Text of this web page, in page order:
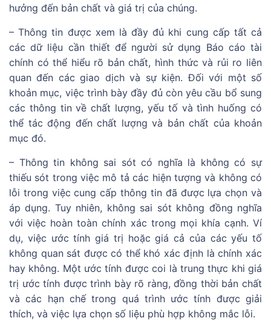
hưởng đến bản chất và giá trị của chúng.
– Thông tin được xem là đầy đủ khi cung cấp tất cả
các dữ liệu cần thiết để người sử dụng Báo cáo tài
chính có thể hiểu rõ bản chất, hình thức và rủi ro liên
quan đến các giao dịch và sự kiện. Đối với một số
khoản mục, việc trình bày đầy đủ còn yêu cầu bổ sung
các thông tin về chất lượng, yếu tố và tình huống có
thể tác động đến chất lượng và bản chất của khoản
mục đó.
– Thông tin không sai sót có nghĩa là không có sự
thiếu sót trong việc mô tả các hiện tượng và không có
lỗi trong việc cung cấp thông tin đã được lựa chọn và
áp dụng. Tuy nhiên, không sai sót không đồng nghĩa
với việc hoàn toàn chính xác trong mọi khía cạnh. Ví
dụ, việc ước tính giá trị hoặc giá cả của các yếu tố
không quan sát được có thể khó xác định là chính xác
hay không. Một ước tính được coi là trung thực khi giá
trị ước tính được trình bày rõ ràng, đồng thời bản chất
và các hạn chế trong quá trình ước tính được giải
thích, và việc lựa chọn số liệu phù hợp không mắc lỗi.